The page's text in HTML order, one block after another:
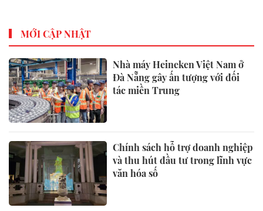
MỚI CẬP NHẬT
Nhà máy Heineken Việt Nam ở
Đà Nẵng gây ấn tượng với đối
tác miền Trung
Chính sách hỗ trợ doanh nghiệp
và thu hút đầu tư trong lĩnh vực
văn hóa số